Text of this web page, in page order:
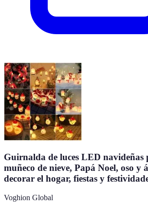
Guirnalda de luces LED navideñas
muñeco de nieve, Papá Noel, oso y
decorar el hogar, fiestas y
Voghion Global